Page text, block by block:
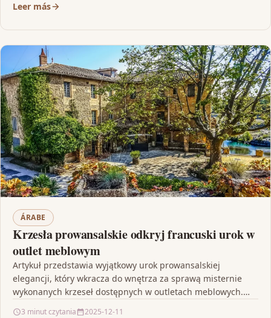
Leer más
ÁRABE
Krzesła prowansalskie odkryj francuski urok w
outlet meblowym
Artykuł przedstawia wyjątkowy urok prowansalskiej
elegancji, który wkracza do wnętrza za sprawą misternie
wykonanych krzeseł dostępnych w outletach meblowych.
3 minut czytania 2025-12-11